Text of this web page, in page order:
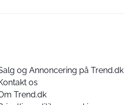
og Annoncering på Trend.dk
os
Trend.dk